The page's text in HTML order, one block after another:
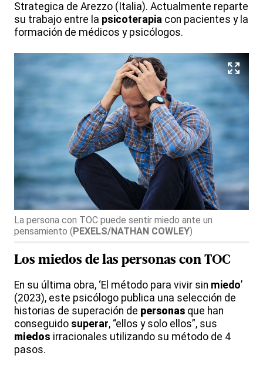
Strategica de Arezzo (Italia). Actualmente reparte
su trabajo entre la psicoterapia con pacientes y la
formación de médicos y psicólogos.
La persona con TOC puede sentir miedo ante un
pensamiento (PEXELS/NATHAN COWLEY)
Los miedos de las personas con TOC
En su última obra, ‘El método para vivir sin miedo’
(2023), este psicólogo publica una selección de
historias de superación de personas que han
conseguido superar, “ellos y solo ellos”, sus
miedos irracionales utilizando su método de 4
pasos.